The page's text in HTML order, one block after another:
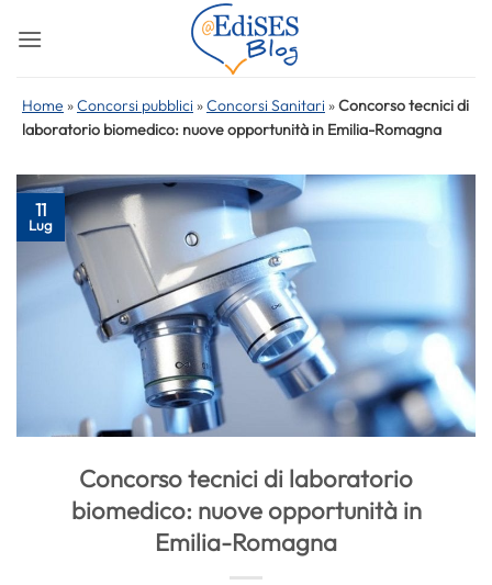
Home »Concorsi pubblici »Concorsi Sanitari »Concorso tecnici di
laboratorio biomedico: nuove opportunità in Emilia-Romagna
11
Lug
Concorso tecnici di laboratorio
biomedico: nuove opportunità in
Emilia-Romagna